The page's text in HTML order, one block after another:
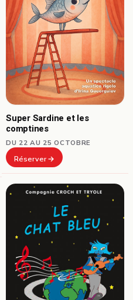
Super Sardine et les
comptines
DU 22 AU 25 OCTOBRE
Réserver